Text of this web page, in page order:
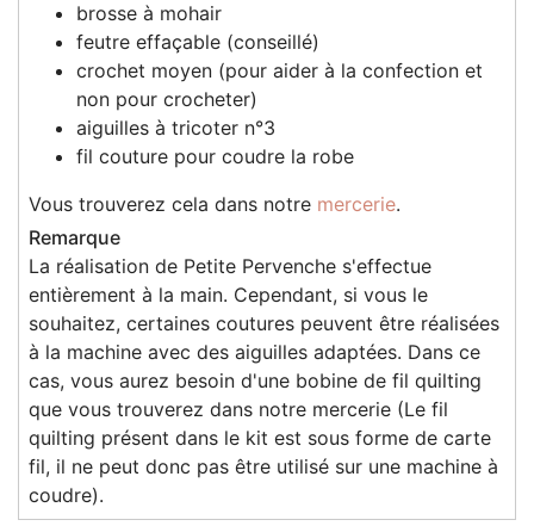
brosse à mohair
feutre effaçable (conseillé)
crochet moyen (pour aider à la confection et
non pour crocheter)
aiguilles à tricoter n°3
fil couture pour coudre la robe
Vous trouverez cela dans notre mercerie.
Remarque
La réalisation de Petite Pervenche s'effectue
entièrement à la main. Cependant, si vous le
souhaitez, certaines coutures peuvent être réalisées
à la machine avec des aiguilles adaptées. Dans ce
cas, vous aurez besoin d'une bobine de fil quilting
que vous trouverez dans notre mercerie (Le fil
quilting présent dans le kit est sous forme de carte
fil, il ne peut donc pas être utilisé sur une machine à
coudre).